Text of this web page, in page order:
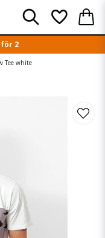
för 2
Tee white